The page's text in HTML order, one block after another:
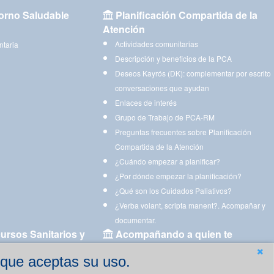
aceptas su uso.
Saludable
Planificación Compartida de la
Atención
Actividades comunitarias
Descripción y beneficios de la PCA
Deseos Kayrós (DK): complementar por escrito
conversaciones que ayudan
Enlaces de interés
Grupo de Trabajo de PCA-RM
Preguntas frecuentes sobre Planificación
Compartida de la Atención
¿Cuándo empezar a planificar?
¿Por dónde empezar la planificación?
¿Qué son los Cuidados Paliativos?
¿Verba volant, scripta manent?. Acompañar y
documentar.
Sanitarios y
Acompañando a quien te
Aplicaciones para descargar